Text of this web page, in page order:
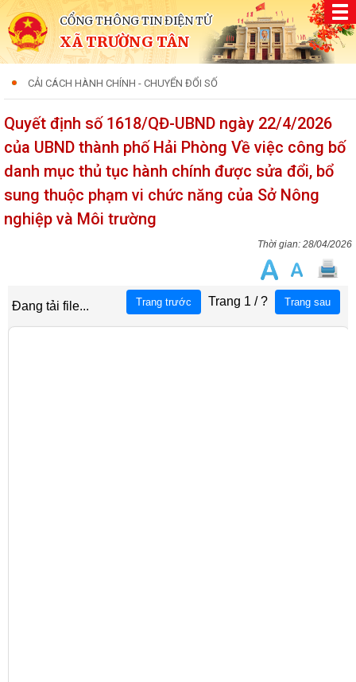
CỔNG THÔNG TIN ĐIỆN TỬ
XÃ TRƯỜNG TÂN
CẢI CÁCH HÀNH CHÍNH - CHUYỂN ĐỔI SỐ
Quyết định số 1618/QĐ-UBND ngày 22/4/2026
của UBND thành phố Hải Phòng Về việc công bố
danh mục thủ tục hành chính được sửa đổi, bổ
sung thuộc phạm vi chức năng của Sở Nông
nghiệp và Môi trường
28/04/2026